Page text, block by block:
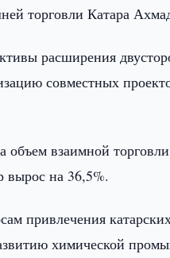
торговли Катара
расширения
совместных
объем взаимной
вырос на 36,5%.
привлечения
химической